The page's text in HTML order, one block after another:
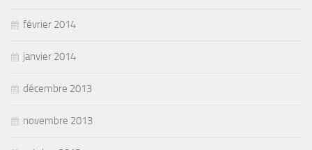
février 2014
janvier 2014
décembre 2013
novembre 2013